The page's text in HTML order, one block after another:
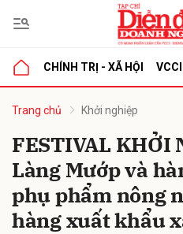
CHÍNH TRỊ - XÃ HỘI VCCI
Trang chủ Khởi nghiệp
FESTIVAL KHỞI
Làng Mướp và
phụ phẩm nông
hàng xuất khẩu
luận